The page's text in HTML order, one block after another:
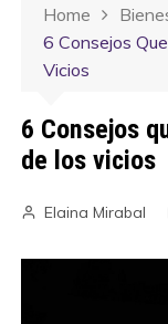
Home
6 Consejos
Vicios
6 Consejos
de los vicios
Elaina Mirabal